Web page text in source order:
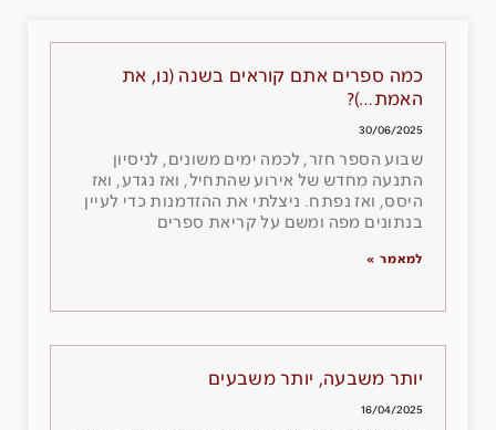
כמה ספרים אתם קוראים בשנה (נו, את
האמת…)?
30/06/2025
שבוע הספר חזר, לכמה ימים משונים, לניסיון
התנעה מחדש של אירוע שהתחיל, ואז נגדע, ואז
היסס, ואז נפתח. ניצלתי את ההזדמנות כדי לעיין
בנתונים מפה ומשם על קריאת ספרים
למאמר »
יותר משבעה, יותר משבעים
16/04/2025